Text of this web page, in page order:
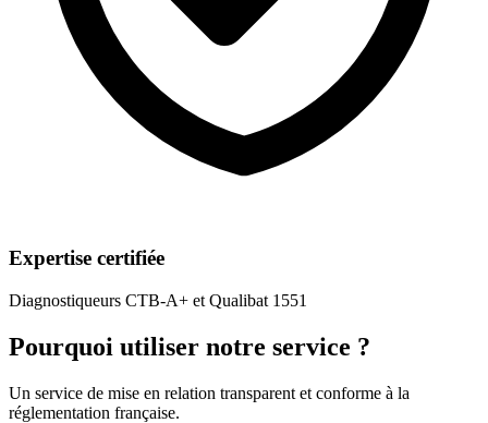
Expertise certifiée
Diagnostiqueurs CTB-A+ et Qualibat 1551
Pourquoi utiliser notre service ?
Un service de mise en relation transparent et conforme à la
réglementation française.